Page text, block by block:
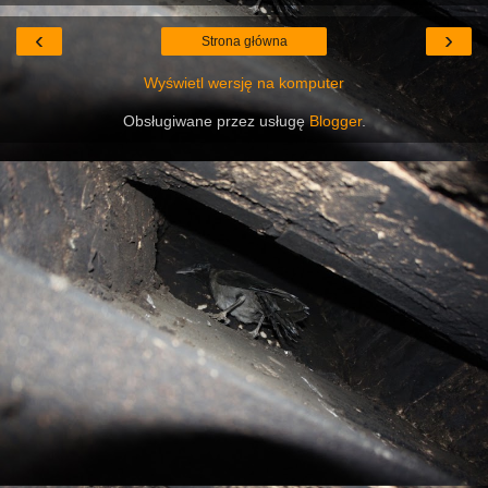
‹ ›
Strona główna
Wyświetl wersję na komputer
Obsługiwane przez usługęBlogger.